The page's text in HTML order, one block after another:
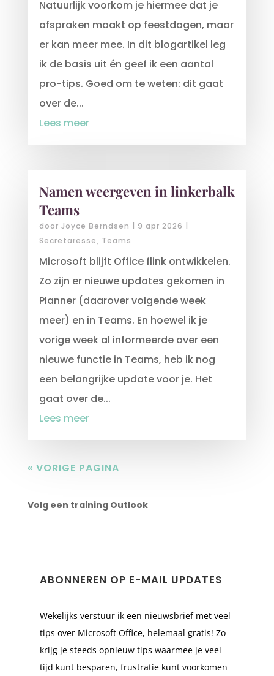
Natuurlijk voorkom je hiermee dat je
afspraken maakt op feestdagen, maar
er kan meer mee. In dit blogartikel leg
ik de basis uit én geef ik een aantal
pro-tips. Goed om te weten: dit gaat
over de...
Lees meer
Namen weergeven in linkerbalk
Teams
door Joyce Berndsen | 9 apr 2026 |
Secretaresse, Teams
Microsoft blijft Office flink ontwikkelen.
Zo zijn er nieuwe updates gekomen in
Planner (daarover volgende week
meer) en in Teams. En hoewel ik je
vorige week al informeerde over een
nieuwe functie in Teams, heb ik nog
een belangrijke update voor je. Het
gaat over de...
Lees meer
« VORIGE PAGINA
Volg een training Outlook
ABONNEREN OP E-MAIL UPDATES
Wekelijks verstuur ik een nieuwsbrief met veel
tips over Microsoft Office, helemaal gratis! Zo
krijg je steeds opnieuw tips waarmee je veel
tijd kunt besparen, frustratie kunt voorkomen